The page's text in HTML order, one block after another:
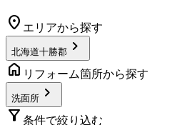
location_on エリアから探す
北海道十勝郡 chevron_right
home リフォーム箇所から探す
洗面所 chevron_right
filter_alt 条件で絞り込む